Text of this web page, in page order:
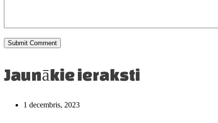
Jaunākie ieraksti
1 decembris, 2023